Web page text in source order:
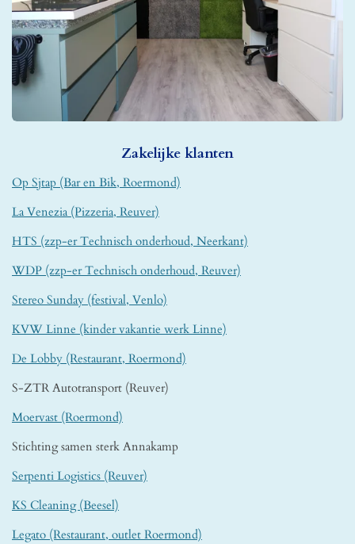
Zakelijke klanten
Op Sjtap (Bar en Bik, Roermond)
La Venezia (Pizzeria, Reuver)
HTS (zzp-er Technisch onderhoud, Neerkant)
WDP (zzp-er Technisch onderhoud, Reuver)
Stereo Sunday (festival, Venlo)
KVW Linne (kinder vakantie werk Linne)
De Lobby (Restaurant, Roermond)
S-ZTR Autotransport (Reuver)
Moervast (Roermond)
Stichting samen sterk Annakamp
Serpenti Logistics (Reuver)
KS Cleaning (Beesel)
Legato (Restaurant, outlet Roermond)